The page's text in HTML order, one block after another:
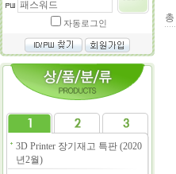
자동로그인
3D Printer 장기재고 특판 (2020
년2월)
총